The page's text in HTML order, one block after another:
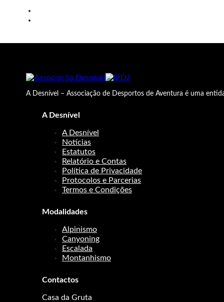
A Desnível – Associação de Desportos de Aventura é uma
A Desnível
A Desnível
Notícias
Estatutos
Relatório e Contas
Política de Privacidade
Protocolos e Parcerias
Termos e Condições
Modalidades
Alpinismo
Canyoning
Escalada
Montanhismo
Contactos
Casa da Gruta